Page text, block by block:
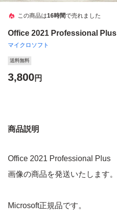
この商品は16時間で売れました
Office 2021 Professional Plus
マイクロソフト
送料無料
3,800円
商品説明
Office 2021 Professional Plus
画像の商品を発送いたします。
Microsoft正規品です。